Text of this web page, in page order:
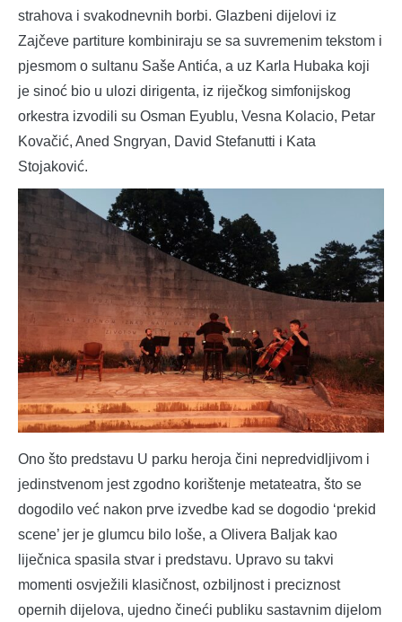
strahova i svakodnevnih borbi. Glazbeni dijelovi iz
Zajčeve partiture kombiniraju se sa suvremenim tekstom i
pjesmom o sultanu Saše Antića, a uz Karla Hubaka koji
je sinoć bio u ulozi dirigenta, iz riječkog simfonijskog
orkestra izvodili su Osman Eyublu, Vesna Kolacio, Petar
Kovačić, Aned Sngryan, David Stefanutti i Kata
Stojaković.
Ono što predstavu U parku heroja čini nepredvidljivom i
jedinstvenom jest zgodno korištenje metateatra, što se
dogodilo već nakon prve izvedbe kad se dogodio ‘prekid
scene’ jer je glumcu bilo loše, a Olivera Baljak kao
liječnica spasila stvar i predstavu. Upravo su takvi
momenti osvježili klasičnost, ozbiljnost i preciznost
opernih dijelova, ujedno čineći publiku sastavnim dijelom